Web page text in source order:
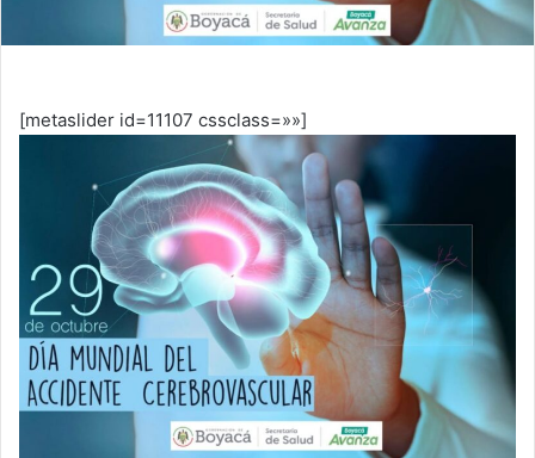
[metaslider id=11107 cssclass=»»]